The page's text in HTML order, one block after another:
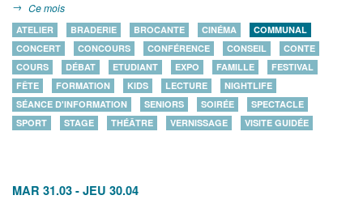
Ce mois
ATELIER BRADERIE BROCANTE CINÉMA
COMMUNAL
CONCERT
CONCOURS CONFÉRENCE CONSEIL
CONTE
COURS
DÉBAT ETUDIANT EXPO FAMILLE
FESTIVAL
FÊTE
FORMATION KIDS LECTURE
NIGHTLIFE
SÉANCE D'INFORMATION
SENIORS SOIRÉE
SPECTACLE
SPORT
STAGE THÉÂTRE VERNISSAGE VISITE GUIDÉE
MAR 31.03 - JEU 30.04